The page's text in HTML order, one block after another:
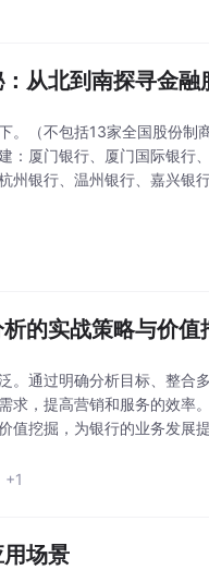
从北到南探寻金融
。（不包括13家全国股份制
：厦门银行、厦门国际银行
州银行、温州银行、嘉兴银
的实战策略与价值
。通过明确分析目标、整合
求，提高营销和服务的效率
值挖掘，为银行的业务发展
+1
场景